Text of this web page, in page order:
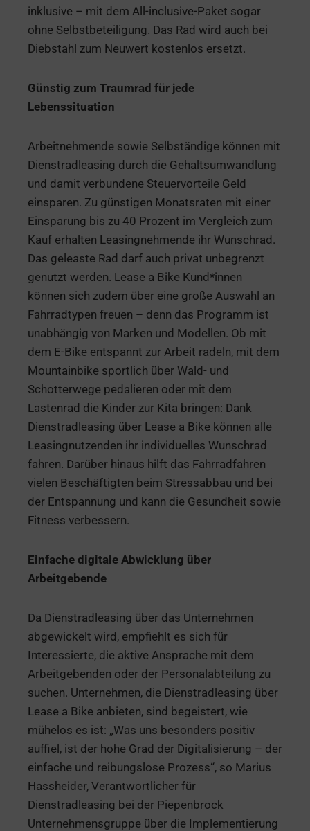
inklusive – mit dem All-inclusive-Paket sogar
ohne Selbstbeteiligung. Das Rad wird auch bei
Diebstahl zum Neuwert kostenlos ersetzt.
Günstig zum Traumrad für jede
Lebenssituation
Arbeitnehmende sowie Selbständige können mit
Dienstradleasing durch die Gehaltsumwandlung
und damit verbundene Steuervorteile Geld
einsparen. Zu günstigen Monatsraten mit einer
Einsparung bis zu 40 Prozent im Vergleich zum
Kauf erhalten Leasingnehmende ihr Wunschrad.
Das geleaste Rad darf auch privat unbegrenzt
genutzt werden. Lease a Bike Kund*innen
können sich zudem über eine große Auswahl an
Fahrradtypen freuen – denn das Programm ist
unabhängig von Marken und Modellen. Ob mit
dem E-Bike entspannt zur Arbeit radeln, mit dem
Mountainbike sportlich über Wald- und
Schotterwege pedalieren oder mit dem
Lastenrad die Kinder zur Kita bringen: Dank
Dienstradleasing über Lease a Bike können alle
Leasingnutzenden ihr individuelles Wunschrad
fahren. Darüber hinaus hilft das Fahrradfahren
vielen Beschäftigten beim Stressabbau und bei
der Entspannung und kann die Gesundheit sowie
Fitness verbessern.
Einfache digitale Abwicklung über
Arbeitgebende
Da Dienstradleasing über das Unternehmen
abgewickelt wird, empfiehlt es sich für
Interessierte, die aktive Ansprache mit dem
Arbeitgebenden oder der Personalabteilung zu
suchen. Unternehmen, die Dienstradleasing über
Lease a Bike anbieten, sind begeistert, wie
mühelos es ist: „Was uns besonders positiv
auffiel, ist der hohe Grad der Digitalisierung – der
einfache und reibungslose Prozess“, so Marius
Hassheider, Verantwortlicher für
Dienstradleasing bei der Piepenbrock
Unternehmensgruppe über die Implementierung